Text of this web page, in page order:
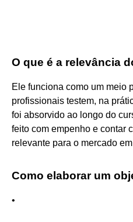
O que é a relevância
Ele funciona como um meio
profissionais testem, na
foi absorvido ao longo do
feito com empenho e contar
relevante para o mercado
Como elaborar um
•